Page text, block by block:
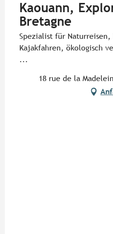
Kaouann,
Bretagne
Spezialist für Naturreisen,
Kajakfahren, ökologisch
...
18 rue de la